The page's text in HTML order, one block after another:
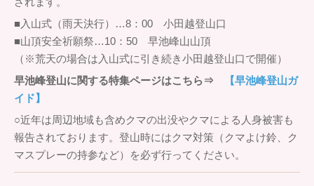
■入山式（雨天決行）…8：00 小田越登山口
■山頂安全祈願祭…10：50 早池峰山山頂
（※荒天の場合は入山式に引き続き小田越登山口で開催）
早池峰登山に関する特集ページはこちら⇒
【早池峰登山ガ
イド】
○近年は周辺地域も含めクマの出没やクマによる人身被害も
報告されております。登山時にはクマ対策（クマよけ鈴、ク
マスプレーの持参など）を必ず行ってください。